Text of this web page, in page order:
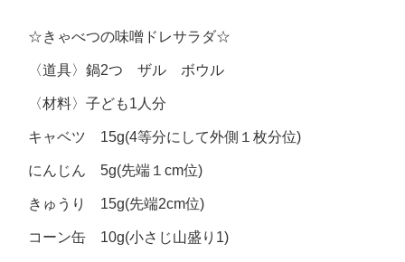
☆きゃべつの味噌ドレサラダ☆
〈道具〉鍋2つ ザル ボウル
〈材料〉子ども1人分
キャベツ 15g(4等分にして外側１枚分位)
にんじん 5g(先端１cm位)
きゅうり 15g(先端2cm位)
コーン缶 10g(小さじ山盛り1)